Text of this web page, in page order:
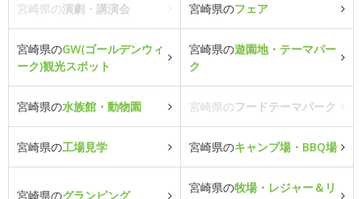
宮崎県の演劇・講演会 宮崎県のフェア
宮崎県のGW(ゴールデンウィ
ーク)観光スポット
宮崎県の遊園地・テーマパー
ク
宮崎県の水族館・動物園 宮崎県のフードテーマパーク
宮崎県の工場見学 宮崎県のキャンプ場・BBQ場
宮崎県のグランピング
宮崎県の牧場・レジャー＆リ